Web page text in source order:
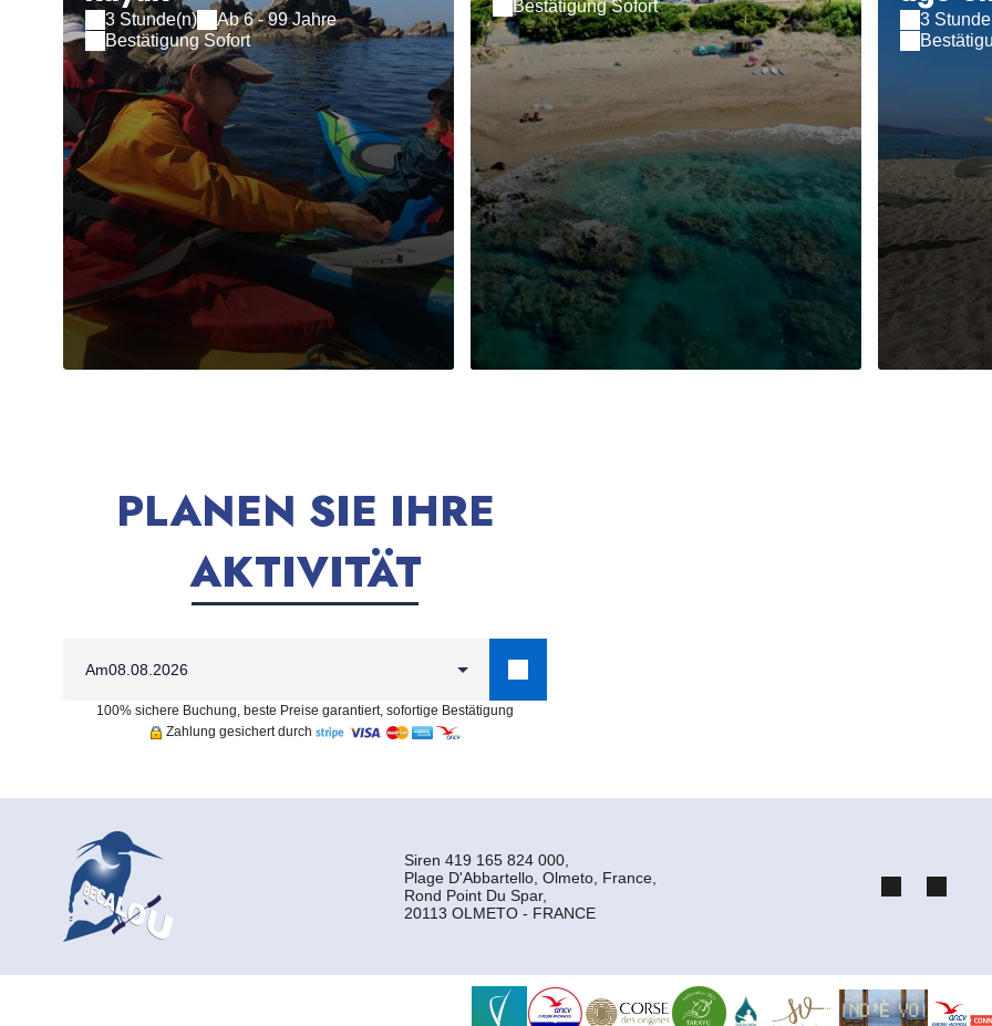
3 Stunde(n)
Ab 6 - 99 Jahre
Bestätigung Sofort
Bestätigung Sofort
3
PLANEN SIE IHRE
AKTIVITÄT
Am
100% sichere Buchung, beste Preise garantiert, sofortige Bestätigung
Zahlung gesichert durch
Siren 419 165 824 000,
Plage D'Abbartello, Olmeto, France,
Rond Point Du Spar,
20113 OLMETO - FRANCE